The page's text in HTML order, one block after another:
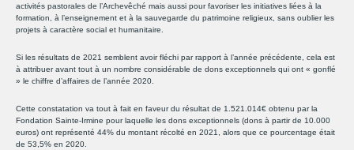
activités pastorales de l’Archevêché mais aussi pour favoriser les initiatives liées à la
formation, à l’enseignement et à la sauvegarde du patrimoine religieux, sans oublier les
projets à caractère social et humanitaire.
Si les résultats de 2021 semblent avoir fléchi par rapport à l’année précédente, cela est
à attribuer avant tout à un nombre considérable de dons exceptionnels qui ont « gonflé
» le chiffre d’affaires de l’année 2020.
Cette constatation va tout à fait en faveur du résultat de 1.521.014€ obtenu par la
Fondation Sainte-Irmine pour laquelle les dons exceptionnels (dons à partir de 10.000
euros) ont représenté 44% du montant récolté en 2021, alors que ce pourcentage était
de 53,5% en 2020.